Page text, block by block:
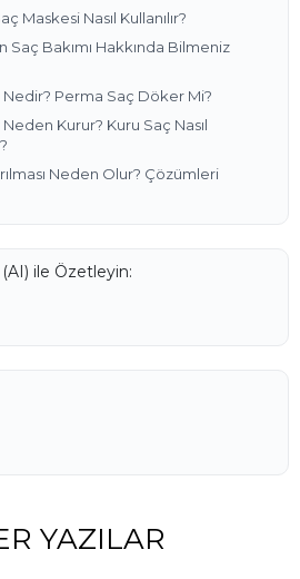
Maskesi Nasıl Kullanılır?
Saç Bakımı Hakkında Bilmeniz
Nedir? Perma Saç Döker Mi?
Neden Kurur? Kuru Saç Nasıl
Neden Olur? Çözümleri
ile Özetleyin:
YAZILAR